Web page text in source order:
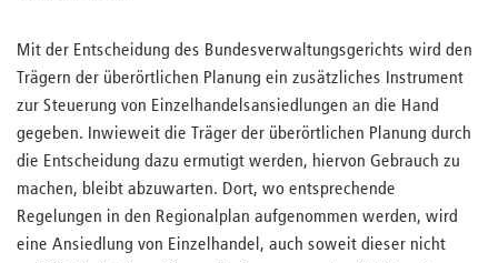
Mit der Entscheidung des Bundesverwaltungsgerichts wird den
Trägern der überörtlichen Planung ein zusätzliches Instrument
zur Steuerung von Einzelhandelsansiedlungen an die Hand
gegeben. Inwieweit die Träger der überörtlichen Planung durch
die Entscheidung dazu ermutigt werden, hiervon Gebrauch zu
machen, bleibt abzuwarten. Dort, wo entsprechende
Regelungen in den Regionalplan aufgenommen werden, wird
eine Ansiedlung von Einzelhandel, auch soweit dieser nicht